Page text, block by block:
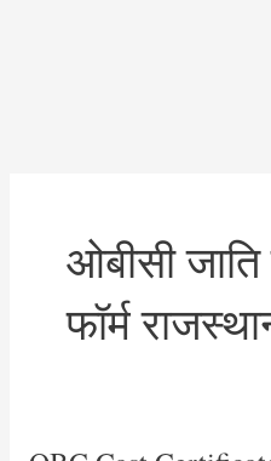
ओबीसी
फॉर्म